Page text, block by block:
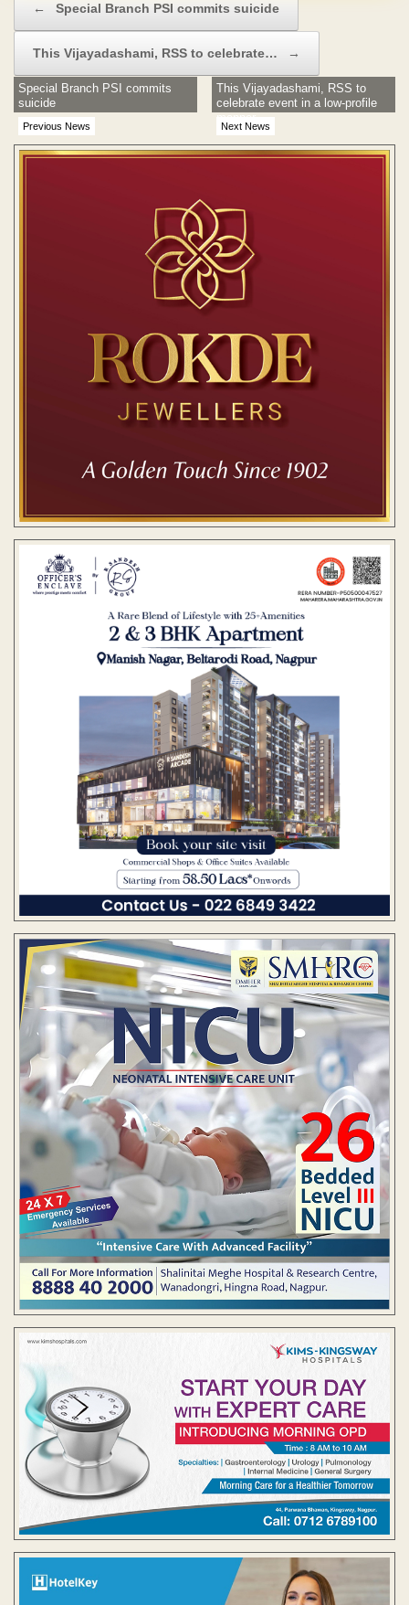
← Special Branch PSI commits suicide
This Vijayadashami, RSS to celebrate… →
Previous News
Special Branch PSI commits
suicide
Next News
This Vijayadashami, RSS to
celebrate event in a low-profile
manner